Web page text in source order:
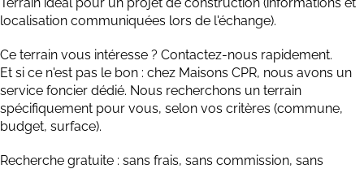
localisation communiquées lors de l'échange).
Ce terrain vous intéresse ? Contactez-nous rapidement.
Et si ce n'est pas le bon : chez Maisons CPR, nous avons un
service foncier dédié. Nous recherchons un terrain
spécifiquement pour vous, selon vos critères (commune,
budget, surface).
Recherche gratuite : sans frais, sans commission, sans